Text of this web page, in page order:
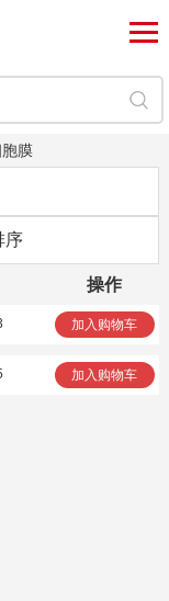
膜
序
操作
加入购物车
加入购物车